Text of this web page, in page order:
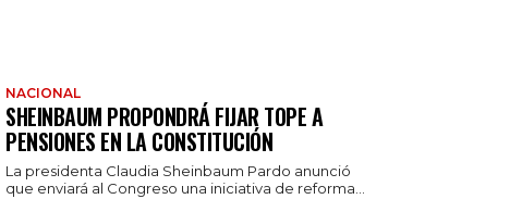
NACIONAL
SHEINBAUM PROPONDRÁ FIJAR TOPE A
PENSIONES EN LA CONSTITUCIÓN
La presidenta Claudia Sheinbaum Pardo anunció
que enviará al Congreso una iniciativa de reforma...